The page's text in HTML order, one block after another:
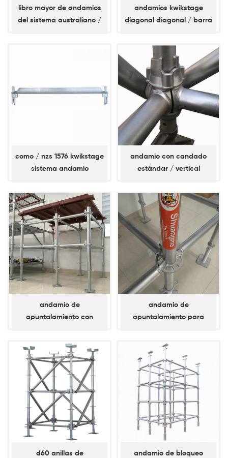
libro mayor de andamios
del sistema australiano /
andamios kwikstage
diagonal diagonal / barra
como / nzs 1576 kwikstage
sistema andamio
andamio con candado
estándar / vertical
andamio de
apuntalamiento con
estándar / vertical
andamio de
apuntalamiento para
horizontal
d60 anillas de
andamio de bloqueo